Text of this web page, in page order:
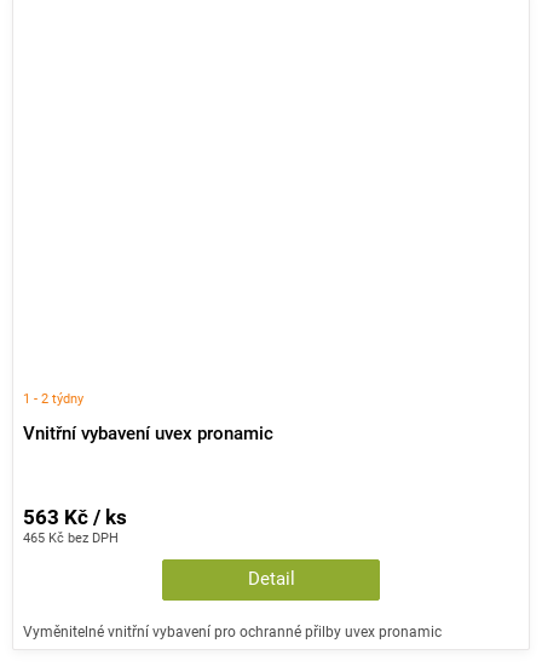
Vnitřní vybavení uvex pronamic
1 - 2 týdny
465 Kč bez DPH
563 Kč / ks
Detail
Vyměnitelné vnitřní vybavení pro ochranné přilby uvex pronamic